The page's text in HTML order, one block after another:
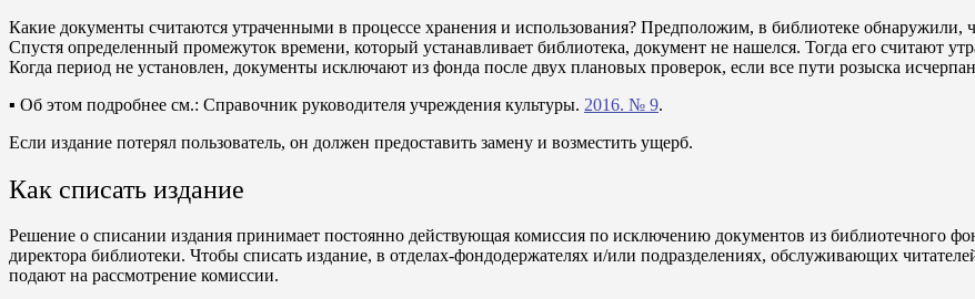
Какие документы считаются утраченными в процессе хранения и использования? Предположим, в библиотеке обнаружили,
Спустя определенный промежуток времени, который устанавливает библиотека, документ не нашелся. Тогда его считают
Когда период не установлен, документы исключают из фонда после двух плановых проверок, если все пути розыска
▪ Об этом подробнее см.: Справочник руководителя учреждения культуры. 2016. № 9.
Если издание потерял пользователь, он должен предоставить замену и возместить ущерб.
Как списать издание
Решение о списании издания принимает постоянно действующая комиссия по исключению документов из библиотечного
директора библиотеки. Чтобы списать издание, в отделах-фондодержателях и/или подразделениях, обслуживающих
подают на рассмотрение комиссии.